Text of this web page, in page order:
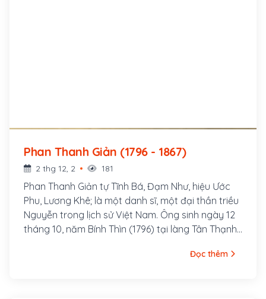
Phan Thanh Giản (1796 - 1867)
2 thg 12, 2 181
Phan Thanh Giản tự Tĩnh Bá, Đạm Như, hiệu Ước
Phu, Lương Khê; là một danh sĩ, một đại thần triều
Nguyễn trong lịch sử Việt Nam. Ông sinh ngày 12
tháng 10, năm Bính Thìn (1796) tại làng Tân Thạnh,
nay là xã Bảo Thạnh, huyện Ba Tri, tỉnh Bến Tre.
Đọc thêm